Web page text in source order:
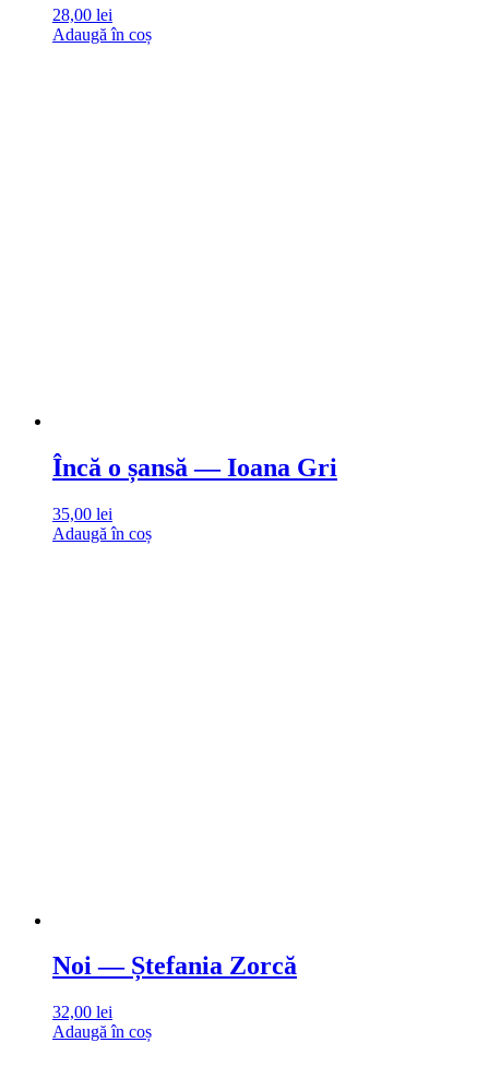
28,00 lei
Adaugă în coș
Încă o șansă — Ioana Gri
35,00 lei
Adaugă în coș
Noi — Ștefania Zorcă
32,00 lei
Adaugă în coș